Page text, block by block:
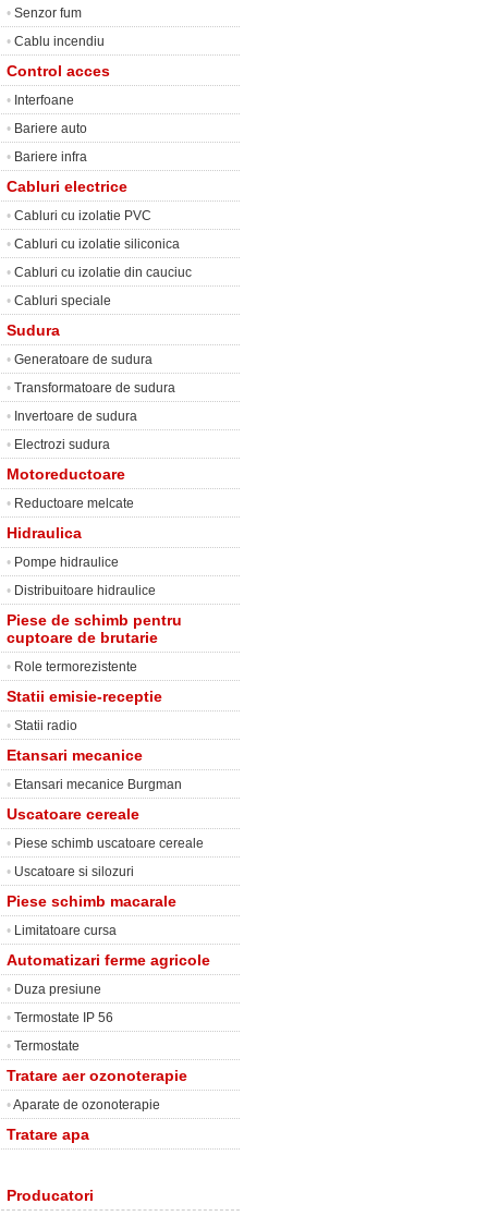
• Senzor fum
• Cablu incendiu
Control acces
• Interfoane
• Bariere auto
• Bariere infra
Cabluri electrice
• Cabluri cu izolatie PVC
• Cabluri cu izolatie siliconica
• Cabluri cu izolatie din cauciuc
• Cabluri speciale
Sudura
• Generatoare de sudura
• Transformatoare de sudura
• Invertoare de sudura
• Electrozi sudura
Motoreductoare
• Reductoare melcate
Hidraulica
• Pompe hidraulice
• Distribuitoare hidraulice
Piese de schimb pentru
cuptoare de brutarie
• Role termorezistente
Statii emisie-receptie
• Statii radio
Etansari mecanice
• Etansari mecanice Burgman
Uscatoare cereale
• Piese schimb uscatoare cereale
• Uscatoare si silozuri
Piese schimb macarale
• Limitatoare cursa
Automatizari ferme agricole
• Duza presiune
• Termostate IP 56
• Termostate
Tratare aer ozonoterapie
•Aparate de ozonoterapie
Tratare apa
Producatori